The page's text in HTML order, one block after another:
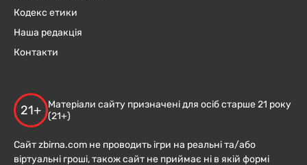
Кодекс етики
Наша редакція
Контакти
21+
Матеріали сайту призначені для осіб старше 21 року
(21+)
Сайт zbirna.com не проводить ігри на реальні та/або
віртуальні гроші, також сайт не приймає ні в якій формі